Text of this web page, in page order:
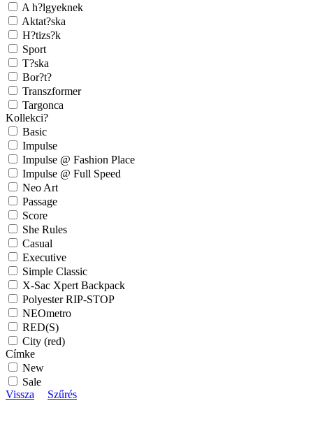
A h?lgyeknek
Aktat?ska
H?tizs?k
Sport
T?ska
Bor?t?
Transzformer
Targonca
Kollekci?
Basic
Impulse
Impulse @ Fashion Place
Impulse @ Full Speed
Neo Art
Passage
Score
She Rules
Casual
Executive
Simple Classic
X-Sac Xpert Backpack
Polyester RIP-STOP
NEOmetro
RED(S)
City (red)
Címke
New
Sale
Vissza
Szűrés